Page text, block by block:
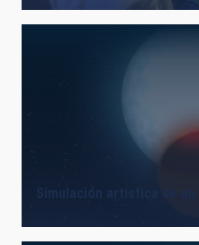
Simulación artística de